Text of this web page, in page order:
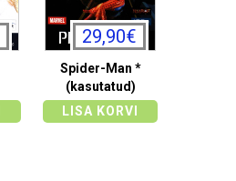
29,90€
Spider-Man *
(kasutatud)
LISA KORVI